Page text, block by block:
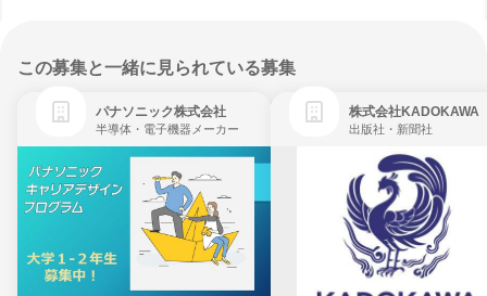
この募集と一緒に見られている募集
パナソニック株式会社
半導体・電子機器メーカー
株式会社KADOKAWA
出版社・新聞社